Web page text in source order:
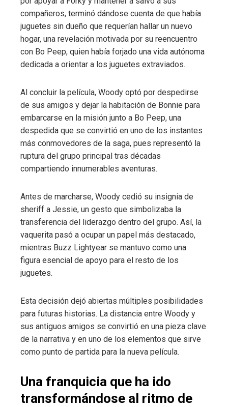
compañeros, terminó dándose cuenta de que había
juguetes sin dueño que requerían hallar un nuevo
hogar, una revelación motivada por su reencuentro
con Bo Peep, quien había forjado una vida autónoma
dedicada a orientar a los juguetes extraviados.
Al concluir la película, Woody optó por despedirse
de sus amigos y dejar la habitación de Bonnie para
embarcarse en la misión junto a Bo Peep, una
despedida que se convirtió en uno de los instantes
más conmovedores de la saga, pues representó la
ruptura del grupo principal tras décadas
compartiendo innumerables aventuras.
Antes de marcharse, Woody cedió su insignia de
sheriff a Jessie, un gesto que simbolizaba la
transferencia del liderazgo dentro del grupo. Así, la
vaquerita pasó a ocupar un papel más destacado,
mientras Buzz Lightyear se mantuvo como una
figura esencial de apoyo para el resto de los
juguetes.
Esta decisión dejó abiertas múltiples posibilidades
para futuras historias. La distancia entre Woody y
sus antiguos amigos se convirtió en una pieza clave
de la narrativa y en uno de los elementos que sirve
como punto de partida para la nueva película.
Una franquicia que ha ido
transformándose al ritmo de